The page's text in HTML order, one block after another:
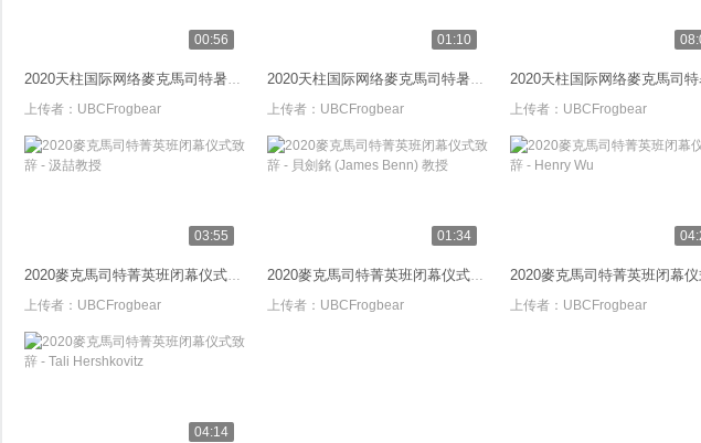
00:56
2020天柱国际网络麥克馬司特暑期密集型菁英班开幕仪式
上传者： UBCFrogbear
01:10
2020天柱国际网络麥克馬司特暑期密集型菁英班闭幕仪式
上传者： UBCFrogbear
上传者： UBCFrogbear
03:55
2020麥克馬司特菁英班闭幕仪式致辞 - 汲喆教授
上传者： UBCFrogbear
01:34
2020麥克馬司特菁英班闭幕仪式致辞 - 貝劍銘 (James Benn) 教授
上传者： UBCFrogbear
上传者： UBCFrogbear
04:14